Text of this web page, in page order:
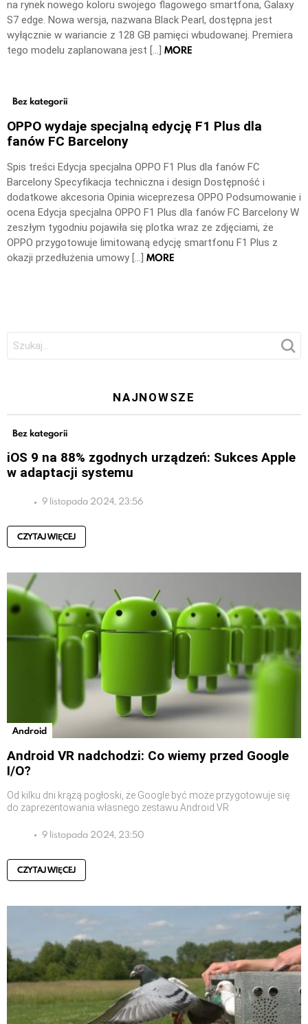
na rynek nowego koloru swojego flagowego smartfona, Galaxy
S7 edge. Nowa wersja, nazwana Black Pearl, dostępna jest
wyłącznie w wariancie z 128 GB pamięci wbudowanej. Premiera
tego modelu zaplanowana jest […] MORE
Bez kategorii
OPPO wydaje specjalną edycję F1 Plus dla
fanów FC Barcelony
Spis treści Edycja specjalna OPPO F1 Plus dla fanów FC
Barcelony Specyfikacja techniczna i design Dostępność i
dodatkowe akcesoria Opinia wiceprezesa OPPO Podsumowanie i
ocena Edycja specjalna OPPO F1 Plus dla fanów FC Barcelony W
zeszłym tygodniu pojawiła się plotka wraz ze zdjęciami, że
OPPO przygotowuje limitowaną edycję smartfonu F1 Plus z
okazji przedłużenia umowy […] MORE
Szukaj:
NAJNOWSZE
Bez kategorii
iOS 9 na 88% zgodnych urządzeń: Sukces Apple
w adaptacji systemu
9 listopada 2024, 23:56
CZYTAJ WIĘCEJ
Android
Android VR nadchodzi: Co wiemy przed Google
I/O?
Od kilku dni krążą pogłoski, że Google być może przygotowuje się
do zaprezentowania własnego zestawu Android VR
9 listopada 2024, 23:50
CZYTAJ WIĘCEJ